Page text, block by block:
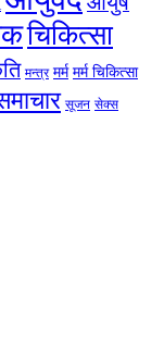
चिकित्सा
मन्त्र मर्म मर्म चिकित्सा
सूजन सेक्स